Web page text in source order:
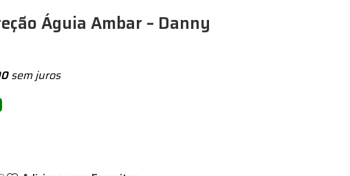
Águia Ambar – Danny
sem juros